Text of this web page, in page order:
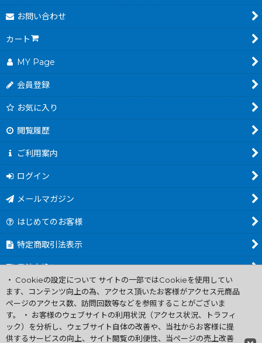
お問い合わせ
カート
MY Page
会員登録
お気に入り
閲覧履歴
ご利用案内
ログイン
メールマガジン
はじめてのお客様
特定商取引法表示
電池交換について
商品カテゴリ一覧
Worldwide Shipping Guide
・ Cookieの設定について サイトの一部ではCookieを使用してい
ます、コンテンツ向上の為、アクセス頂いたお客様がアクセス元商品
ページのアクセス数、訪問回数等などを参照することがございま
す。 ・ お客様のウェブサイトの利用状況（アクセス状況、トラフィ
ック）を分析し、ウェブサイト自体の改善や、当社からお客様に提
供するサービスの向上、サイト閲覧の利便性、当ページの売上改善